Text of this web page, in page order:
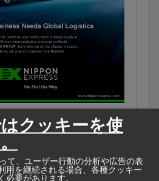
の拠点に。世界を繋ぎ、産
最適解はここにある。
クッキーを使
て、ユーザー行動の分析や広告の表
用を継続される場合、各種クッキー
必要があります。